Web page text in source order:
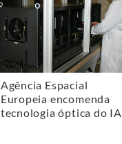
Agência Espacial
Europeia encomenda
tecnologia óptica do IA